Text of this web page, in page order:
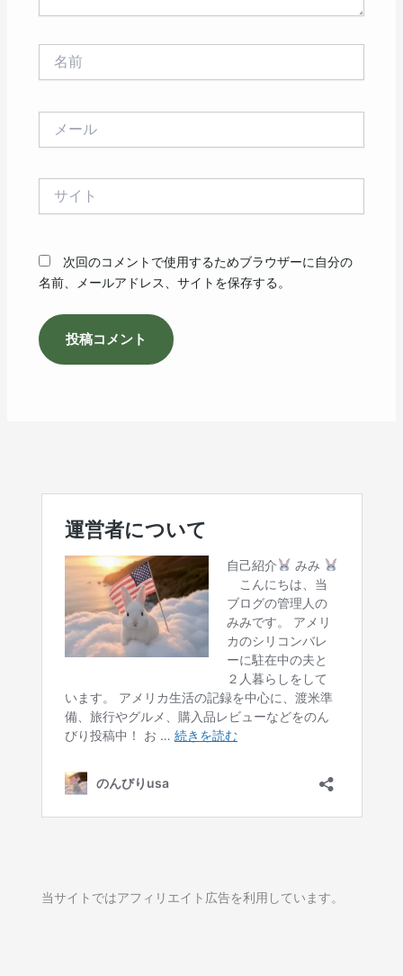
次回のコメントで使用するためブラウザーに自分の
名前、メールアドレス、サイトを保存する。
当サイトではアフィリエイト広告を利用しています。